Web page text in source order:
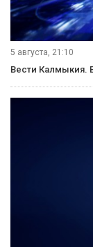
на судебно-
будет принято
Фото: МВД